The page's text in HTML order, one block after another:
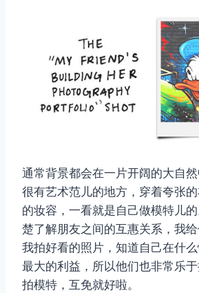
通常背景都会在一片开阔的大自
很有艺术范儿的地方，穿着夸张
的妆容，一看就是自己做模特儿
楚了解朋友之间的互惠关系，我
我拍好看的照片，知道自己在什
最大的利益，所以他们也非常乐
拍模特，互免就好啦。
取消